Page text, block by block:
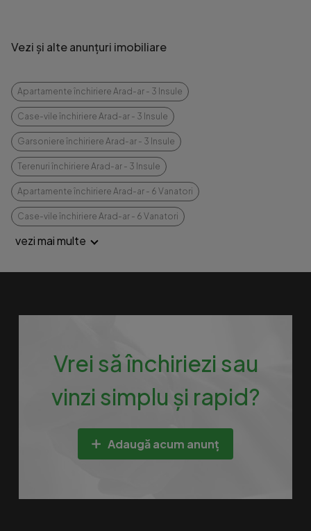
Vezi și alte anunțuri imobiliare
Apartamente închiriere Arad-ar - 3 Insule
Case-vile închiriere Arad-ar - 3 Insule
Garsoniere închiriere Arad-ar - 3 Insule
Terenuri închiriere Arad-ar - 3 Insule
Apartamente închiriere Arad-ar - 6 Vanatori
Case-vile închiriere Arad-ar - 6 Vanatori
vezi mai multe
Vrei să închiriezi sau
vinzi simplu și rapid?
Adaugă acum anunț